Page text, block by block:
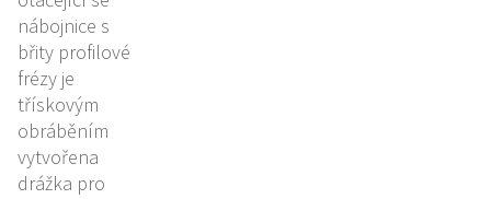
nábojnice s
břity profilové
frézy je
třískovým
obráběním
vytvořena
drážka pro